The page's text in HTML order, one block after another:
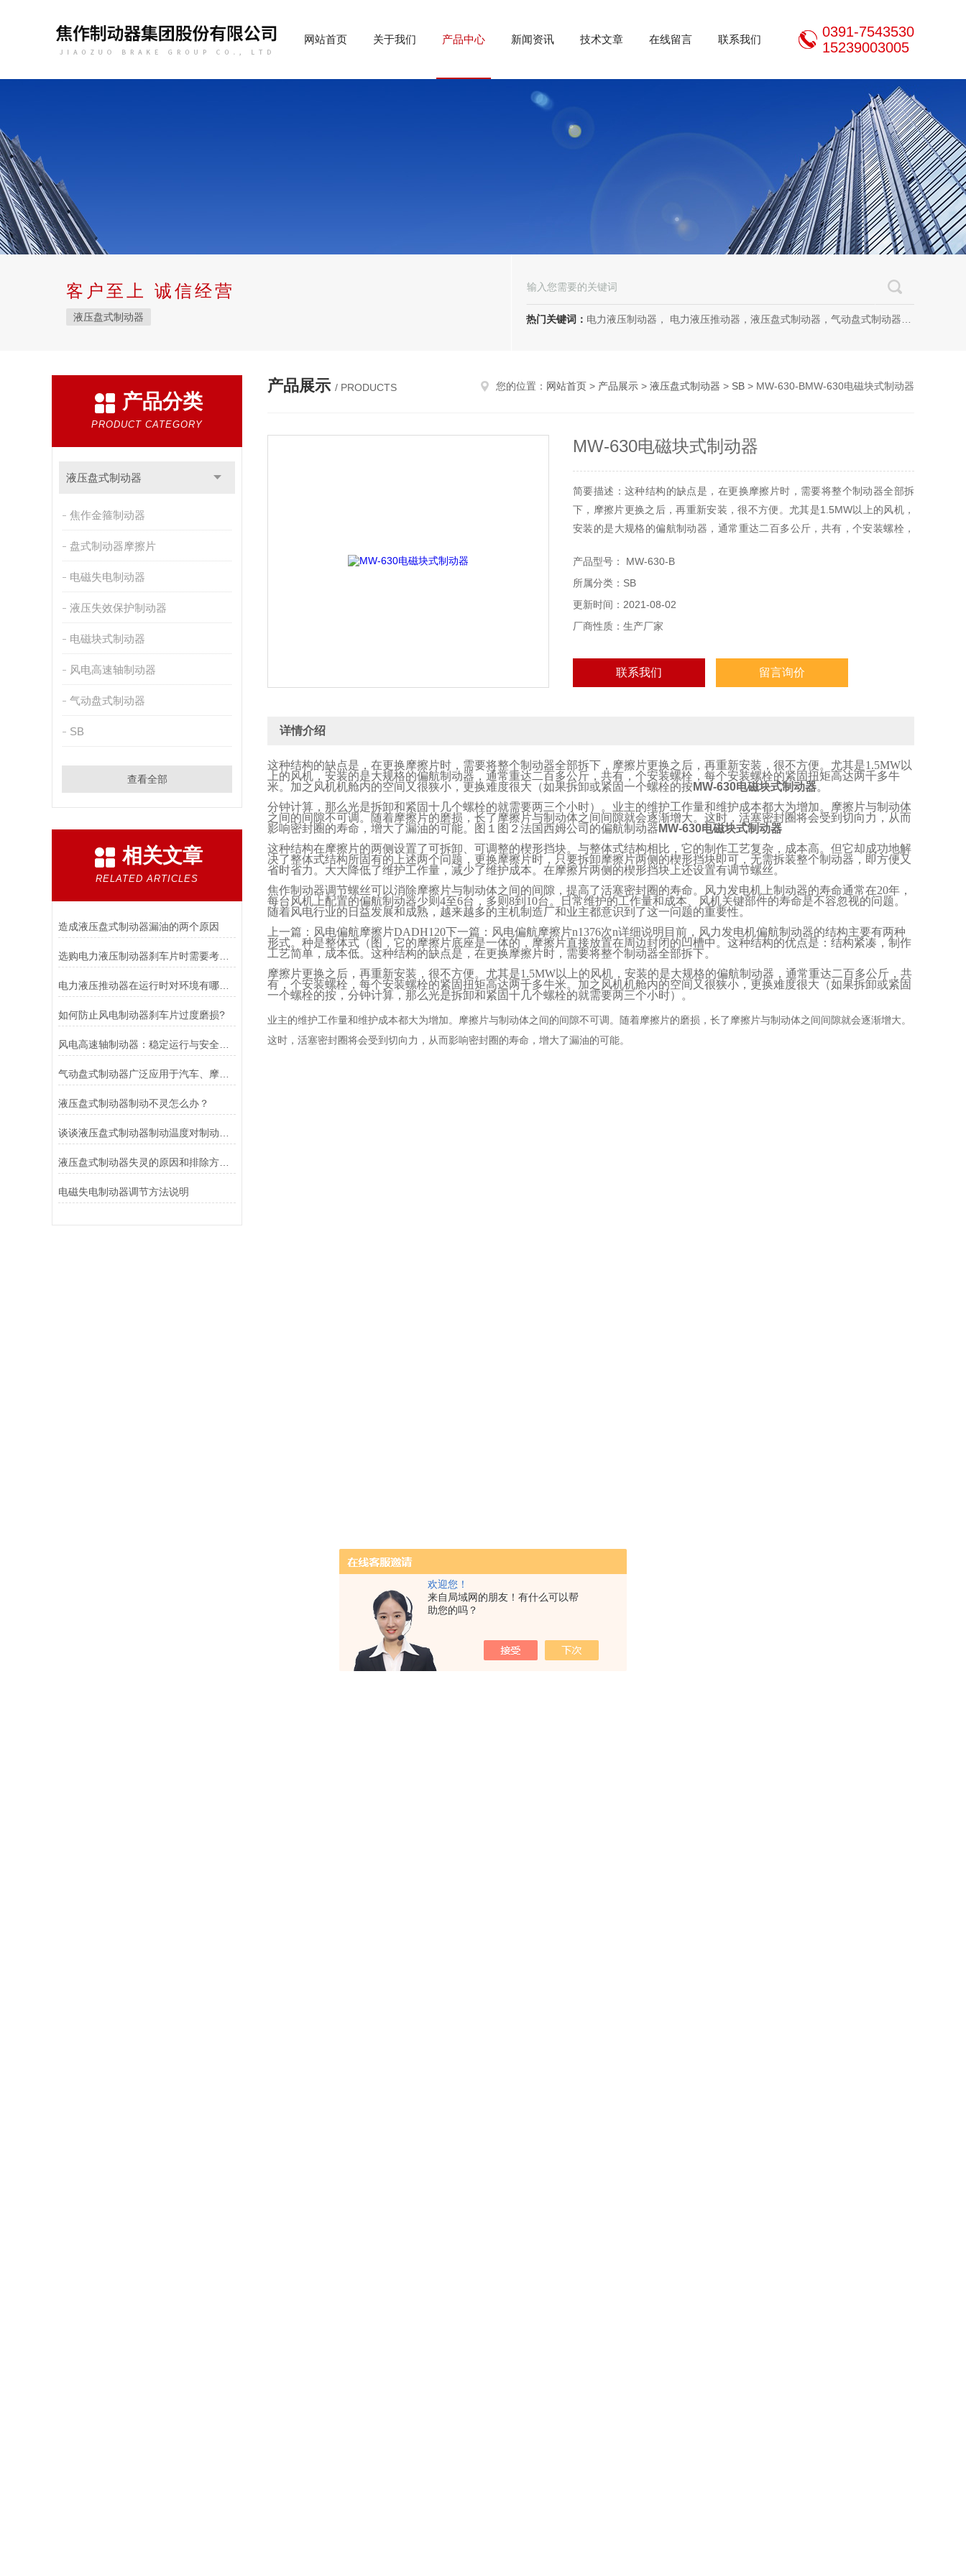
欢迎您！
来自局域网的朋友！有什么可以帮
助您的吗？
网站首页 关于我们 产品中心 新闻资讯 技术文章 在线留言 联系我们
0391-7543530
15239003005
客户至上 诚信经营
液压盘式制动器 热门关键词： 电力液压制动器， 电力液压推动器，液压盘式制动器，气动盘式制动器，刹车片，焦作制动器股份有限公司，焦作金箍制动器，焦作金箍临瑞制动器股份有限公司
产品分类
PRODUCT CATEGORY
液压盘式制动器
焦作金箍制动器
盘式制动器摩擦片
电磁失电制动器
液压失效保护制动器
电磁块式制动器
风电高速轴制动器
气动盘式制动器
SB
查看全部
相关文章
RELATED ARTICLES
造成液压盘式制动器漏油的两个原因
选购电力液压制动器刹车片时需要考虑的问题有哪些？
电力液压推动器在运行时对环境有哪些要求？
如何防止风电制动器刹车片过度磨损?
气动盘式制动器广泛应用于汽车、摩托车和自行车等交通工具中
液压盘式制动器制动不灵怎么办？
液压盘式制动器失灵的原因和排除方法介绍
电磁失电制动器调节方法说明
产品展示 / PRODUCTS 您的位置： 网站首页 > 产品展示 > 液压盘式制动器 > SB > MW-630-BMW-630电磁块式制动器
MW-630电磁块式制动器
简要描述：这种结构的缺点是，在更换摩擦片时，需要将整个制动器全部拆
下，摩擦片更换之后，再重新安装，很不方便。尤其是1.5MW以上的风机，
安装的是大规格的偏航制动器，通常重达二百多公斤，共有，个安装螺栓，
MW-630电磁块式制动器。
产品型号： MW-630-B
所属分类：SB
更新时间：2021-08-02
厂商性质：生产厂家
联系我们 留言询价
详情介绍
这种结构的缺点是，在更换摩擦片时，需要将整个制动器全部拆下，摩擦片更换之后，再重新安装，很不方便。尤其是1.5MW以
上的风机，安装的是大规格的偏航制动器，通常重达二百多公斤，共有，个安装螺栓，每个安装螺栓的紧固扭矩高达两千多牛
米。加之风机机舱内的空间又很狭小，更换难度很大（如果拆卸或紧固一个螺栓的按MW-630电磁块式制动器。
分钟计算，那么光是拆卸和紧固十几个螺栓的就需要两三个小时）。业主的维护工作量和维护成本都大为增加。摩擦片与制动体
之间的间隙不可调。随着摩擦片的磨损，长了摩擦片与制动体之间间隙就会逐渐增大。这时，活塞密封圈将会受到切向力，从而
影响密封圈的寿命，增大了漏油的可能。图１图２法国西姆公司的偏航制动器 MW-630电磁块式制动器
这种结构在摩擦片的两侧设置了可拆卸、可调整的楔形挡块。与整体式结构相比，它的制作工艺复杂，成本高。但它却成功地解
决了整体式结构所固有的上述两个问题，更换摩擦片时，只要拆卸摩擦片两侧的楔形挡块即可，无需拆装整个制动器，即方便又
省时省力。大大降低了维护工作量，减少了维护成本。在摩擦片两侧的楔形挡块上还设置有调节螺丝。
焦作制动器调节螺丝可以消除摩擦片与制动体之间的间隙，提高了活塞密封圈的寿命。风力发电机上制动器的寿命通常在20年，
每台风机上配置的偏航制动器少则 4至6台，多则 8到 10台。日常维护的工作量和成本、风机关键部件的寿命是不容忽视的问题。
随着风电行业的日益发展和成熟，越来越多的主机制造厂和业主都意识到了这一问题的重要性。
上一篇：风电偏航摩擦片DADH120下一篇：风电偏航摩擦片n1376次n详细说明目前，风力发电机偏航制动器的结构主要有两种
形式。种是整体式（图，它的摩擦片底座是一体的，摩擦片直接放置在周边封闭的凹槽中。这种结构的优点是：结构紧凑，制作
工艺简单，成本低。这种结构的缺点是，在更换摩擦片时，需要将整个制动器全部拆下。
摩擦片更换之后，再重新安装，很不方便。尤其是1.5MW以上的风机，安装的是大规格的偏航制动器，通常重达二百多公斤，共
有，个安装螺栓，每个安装螺栓的紧固扭矩高达两千多牛米。加之风机机舱内的空间又很狭小，更换难度很大（如果拆卸或紧固
一个螺栓的按，分钟计算，那么光是拆卸和紧固十几个螺栓的就需要两三个小时）。
业主的维护工作量和维护成本都大为增加。摩擦片与制动体之间的间隙不可调。随着摩擦片的磨损，长了摩擦片与制动体之间间隙就会逐渐增大。
这时，活塞密封圈将会受到切向力，从而影响密封圈的寿命，增大了漏油的可能。